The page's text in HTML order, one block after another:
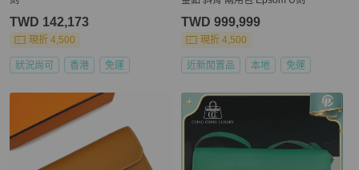
TWD 142,173
現折 4,500
狀況尚可 香港 免運
TWD 999,999
現折 4,500
近新閒置品 本地 免運